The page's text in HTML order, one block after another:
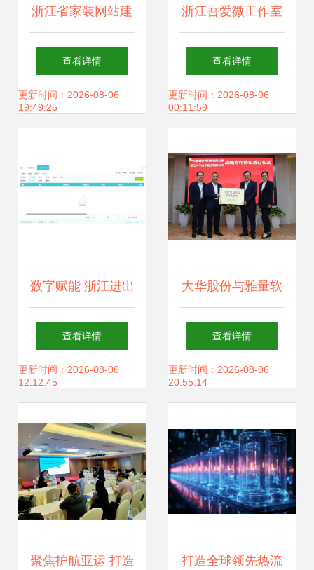
浙江省家装网站建
设与软件开发 如何
选择最强服务商？
查看详情
更新时间：2026-08-06
19:49:25
浙江吾爱微工作室
精研软件开发，赋
能数字化转型
查看详情
更新时间：2026-08-06
00:11:59
数字赋能 浙江进出
口税务系统与软件
开发的协同创新
查看详情
更新时间：2026-08-06
12:12:45
大华股份与雅量软
件成功签约，共创
智慧零售美好未来
查看详情
更新时间：2026-08-06
20:55:14
聚焦护航亚运 打造 打造全球领先热流